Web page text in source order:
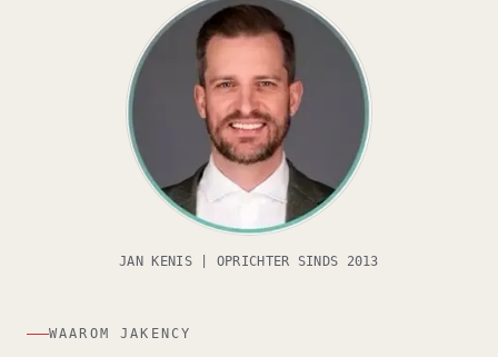
JAN KENIS | OPRICHTER SINDS 2013
WAAROM JAKENCY